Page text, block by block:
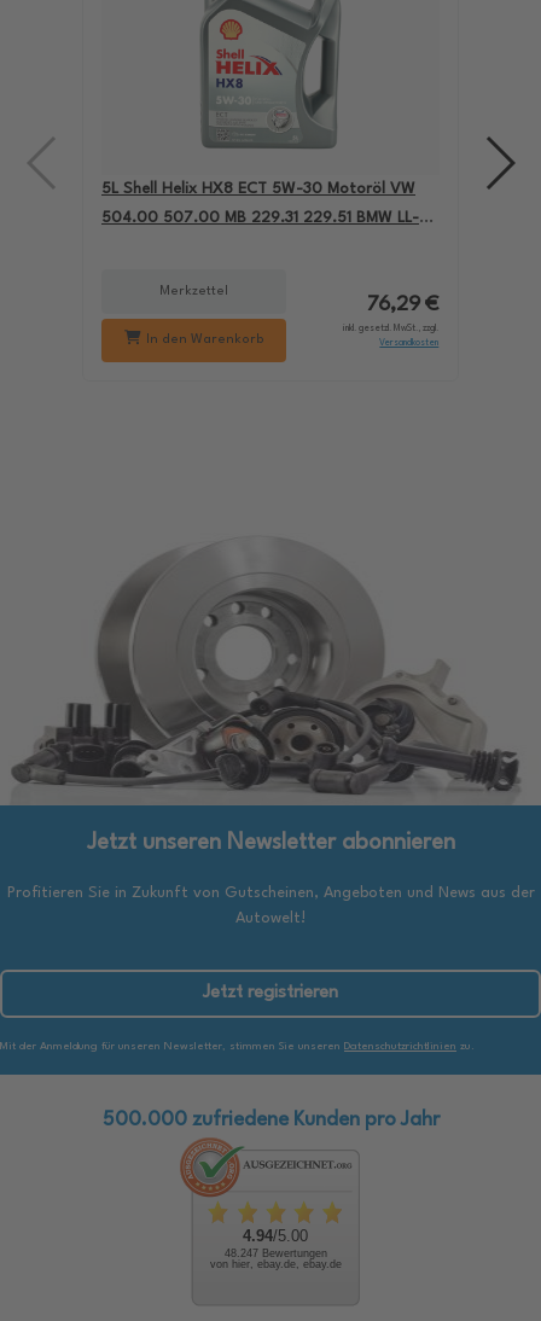
5L Shell Helix HX8 ECT 5W-30 Motoröl VW
504.00 507.00 MB 229.31 229.51 BMW LL-04
Merkzettel
In den Warenkorb
76,29 €
inkl. gesetzl. MwSt., zzgl.
Versandkosten
Jetzt unseren Newsletter abonnieren
Profitieren Sie in Zukunft von Gutscheinen, Angeboten und News aus der
Autowelt!
Jetzt registrieren
Mit der Anmeldung für unseren Newsletter, stimmen Sie unseren Datenschutzrichtlinien zu.
500.000 zufriedene Kunden pro Jahr
4.94/5.00
48.247 Bewertungen
von hier, ebay.de, ebay.de